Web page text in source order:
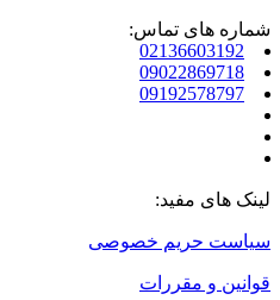
شماره های تماس:
02136603192
09022869718
09192578797
لینک های مفید:
سیاست حریم خصوصی
قوانین و مقررات